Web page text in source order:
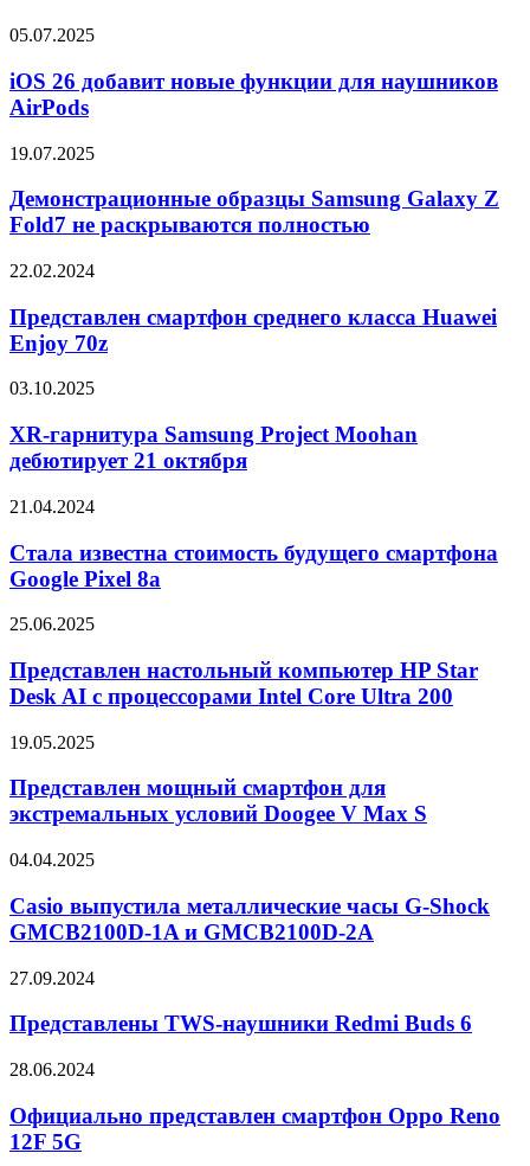
протестировали
Geekbench
iOS
добавит
новые
функции
наушников
05.07.2025
iOS 26 добавит новые функции для наушников
AirPods
Демонстрационные
Samsung
Galaxy
Z
не
полностью
19.07.2025
Демонстрационные образцы Samsung Galaxy Z
Fold7 не раскрываются полностью
Представлен
среднего
класса
Huawei
70z
22.02.2024
Представлен смартфон среднего класса Huawei
Enjoy 70z
XR-
Samsung
Project
Moohan
21
03.10.2025
XR-гарнитура Samsung Project Moohan
дебютирует 21 октября
Стала
стоимость
будущего
смартфона
Pixel
21.04.2024
Стала известна стоимость будущего смартфона
Google Pixel 8a
Представлен
компьютер
HP
Star
AI
процессорами
Intel
Ultra
25.06.2025
Представлен настольный компьютер HP Star
Desk AI с процессорами Intel Core Ultra 200
Представлен
смартфон
для
экстремальных
Doogee
Max
S
19.05.2025
Представлен мощный смартфон для
экстремальных условий Doogee V Max S
Casio
металлические
часы
G-
GMCB2100D-
и
2A
04.04.2025
Casio выпустила металлические часы G-Shock
GMCB2100D-1A и GMCB2100D-2A
Представлены
наушники
Redmi
Buds
27.09.2024
Представлены TWS-наушники Redmi Buds 6
Официально
смартфон
Oppo
Reno
28.06.2024
Официально представлен смартфон Oppo Reno
12F 5G